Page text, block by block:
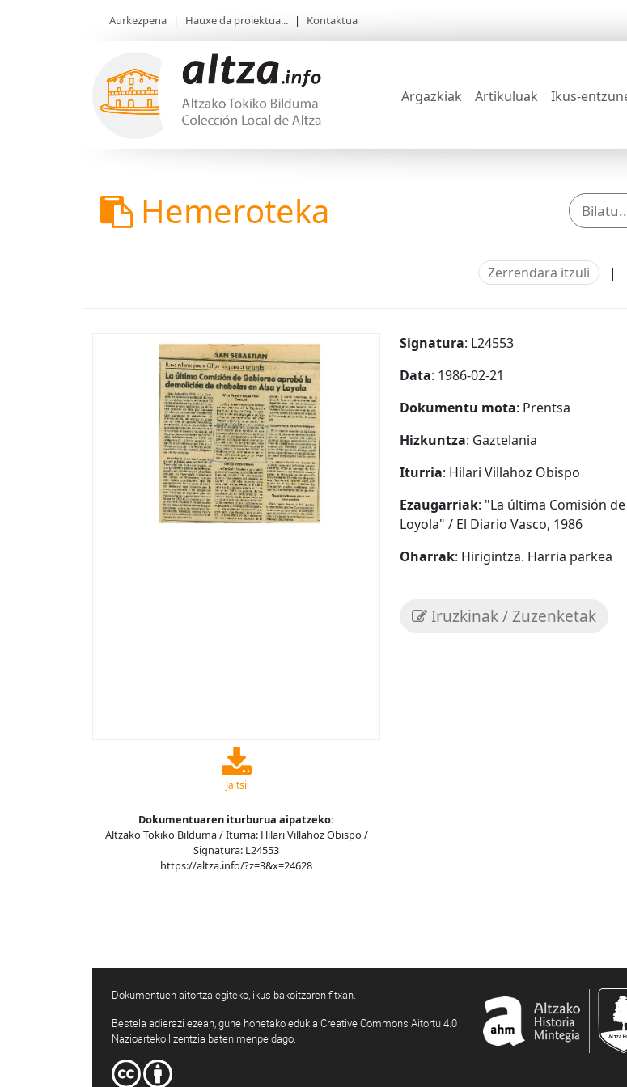
Aurkezpena | Hauxe da proiektua... | Kontaktua
Argazkiak Artikuluak Ikus-
Hemeroteka
Zerrendara itzuli |
Jaitsi
Dokumentuaren iturburua aipatzeko:
Altzako Tokiko Bilduma / Iturria: Hilari Villahoz Obispo /
Signatura: L24553
https://altza.info/?z=3&x=24628
Signatura: L24553
Data: 1986-02-21
Dokumentu mota: Prentsa
Hizkuntza: Gaztelania
Iturria: Hilari Villahoz Obispo
Ezaugarriak: "La última Comisión
Loyola" / El Diario Vasco, 1986
Oharrak: Hirigintza. Harria parkea
Iruzkinak / Zuzenketak
Dokumentuen aitortza egiteko, ikus bakoitzaren fitxan.
Bestela adierazi ezean, gune honetako edukia Creative Commons Aitortu 4.0
Nazioarteko lizentzia baten menpe dago.